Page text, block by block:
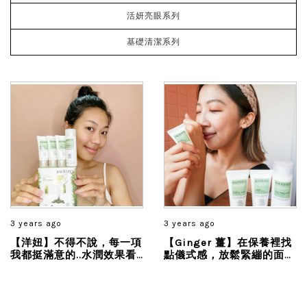
活妍亮眼系列
基礎清潔系列
3 years ago
【洋妞】不得不說，每一項
我都挺滿意的..水潤效果看
3 years ago
【Ginger 薑】在保養裡找
點儀式感，放鬆緊繃的面